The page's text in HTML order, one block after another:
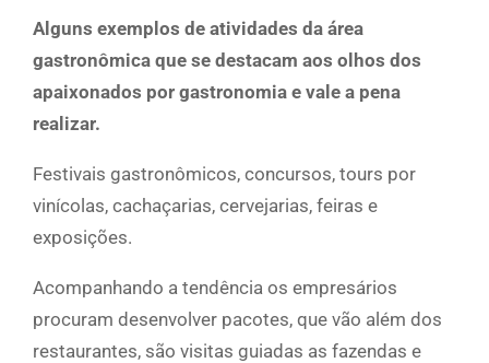
Alguns exemplos de atividades da área
gastronômica que se destacam aos olhos dos
apaixonados por gastronomia e vale a pena
realizar.
Festivais gastronômicos, concursos, tours por
vinícolas, cachaçarias, cervejarias, feiras e
exposições.
Acompanhando a tendência os empresários
procuram desenvolver pacotes, que vão além dos
restaurantes, são visitas guiadas as fazendas e